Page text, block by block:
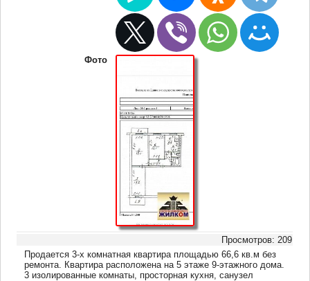
Фото
Просмотров: 209
Продается 3-х комнатная квартира площадью 66,6 кв.м без
ремонта. Квартира расположена на 5 этаже 9-этажного дома.
3 изолированные комнаты, просторная кухня, санузел